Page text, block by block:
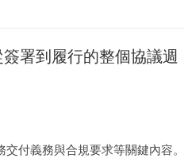
署到履行的整個協議週
付義務與合規要求等關鍵內容。